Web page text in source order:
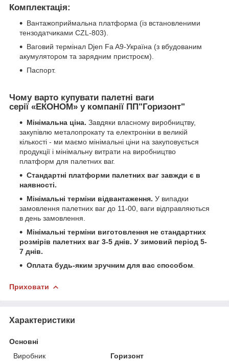
Комплектація:
Вантажоприймальна платформа (із встановленими
тензодатчиками CZL-803).
Ваговий термінал Djen Fa A9-Україна (з вбудованим
акумулятором та зарядним пристроєм).
Паспорт.
Чому варто купувати палетні ваги
серії «ЕКОНОМ» у компанії ПП"Горизонт"
Мінімальна ціна. Завдяки власному виробництву,
закупівлю металопрокату та електроніки в великій
кількості - ми маємо мінімальні ціни на закуповується
продукції і мінімальну витрати на виробництво
платформ для палетних ваг.
Стандартні платформи палетних ваг завжди є в
наявності.
Мінімальні терміни відвантаження. У випадки
замовлення палетних ваг до 11-00, ваги відправляються
в день замовлення.
Мінімальні терміни виготовлення не стандартних
розмірів палетних ваг 3-5 днів. У зимовий період 5-
7 днів.
Оплата будь-яким зручним для вас способом
Приховати
Характеристики
Основні
Виробник
Горизонт